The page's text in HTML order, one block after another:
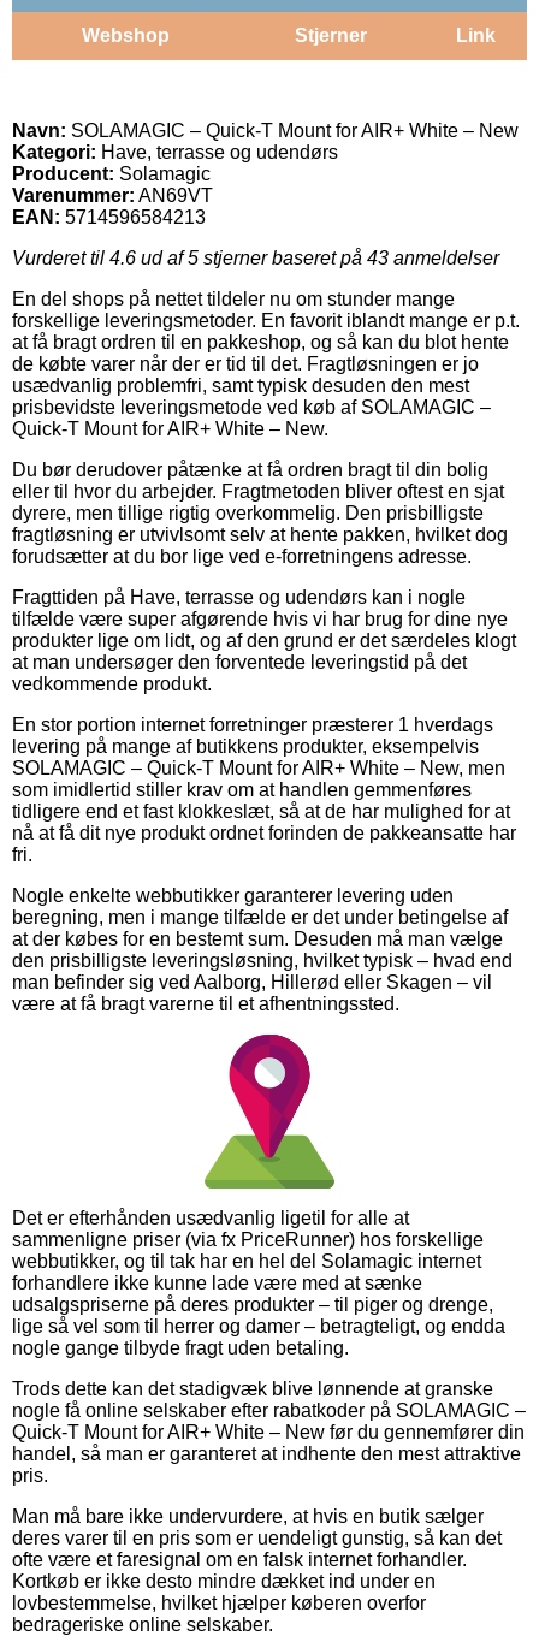
Webshop Stjerner Link
Navn: SOLAMAGIC – Quick-T Mount for AIR+ White – New
Kategori: Have, terrasse og udendørs
Producent: Solamagic
Varenummer: AN69VT
EAN: 5714596584213
Vurderet til 4.6 ud af 5 stjerner baseret på 43 anmeldelser
En del shops på nettet tildeler nu om stunder mange
forskellige leveringsmetoder. En favorit iblandt mange er p.t.
at få bragt ordren til en pakkeshop, og så kan du blot hente
de købte varer når der er tid til det. Fragtløsningen er jo
usædvanlig problemfri, samt typisk desuden den mest
prisbevidste leveringsmetode ved køb af SOLAMAGIC –
Quick-T Mount for AIR+ White – New.
Du bør derudover påtænke at få ordren bragt til din bolig
eller til hvor du arbejder. Fragtmetoden bliver oftest en sjat
dyrere, men tillige rigtig overkommelig. Den prisbilligste
fragtløsning er utvivlsomt selv at hente pakken, hvilket dog
forudsætter at du bor lige ved e-forretningens adresse.
Fragttiden på Have, terrasse og udendørs kan i nogle
tilfælde være super afgørende hvis vi har brug for dine nye
produkter lige om lidt, og af den grund er det særdeles klogt
at man undersøger den forventede leveringstid på det
vedkommende produkt.
En stor portion internet forretninger præsterer 1 hverdags
levering på mange af butikkens produkter, eksempelvis
SOLAMAGIC – Quick-T Mount for AIR+ White – New, men
som imidlertid stiller krav om at handlen gemmenføres
tidligere end et fast klokkeslæt, så at de har mulighed for at
nå at få dit nye produkt ordnet forinden de pakkeansatte har
fri.
Nogle enkelte webbutikker garanterer levering uden
beregning, men i mange tilfælde er det under betingelse af
at der købes for en bestemt sum. Desuden må man vælge
den prisbilligste leveringsløsning, hvilket typisk – hvad end
man befinder sig ved Aalborg, Hillerød eller Skagen – vil
være at få bragt varerne til et afhentningssted.
Det er efterhånden usædvanlig ligetil for alle at
sammenligne priser (via fx PriceRunner) hos forskellige
webbutikker, og til tak har en hel del Solamagic internet
forhandlere ikke kunne lade være med at sænke
udsalgspriserne på deres produkter – til piger og drenge,
lige så vel som til herrer og damer – betragteligt, og endda
nogle gange tilbyde fragt uden betaling.
Trods dette kan det stadigvæk blive lønnende at granske
nogle få online selskaber efter rabatkoder på SOLAMAGIC –
Quick-T Mount for AIR+ White – New før du gennemfører din
handel, så man er garanteret at indhente den mest attraktive
pris.
Man må bare ikke undervurdere, at hvis en butik sælger
deres varer til en pris som er uendeligt gunstig, så kan det
ofte være et faresignal om en falsk internet forhandler.
Kortkøb er ikke desto mindre dækket ind under en
lovbestemmelse, hvilket hjælper køberen overfor
bedrageriske online selskaber.